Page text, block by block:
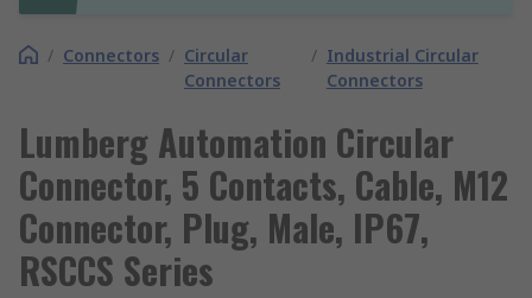
/ Connectors / Circular
Connectors
/ Industrial Circular
Connectors
Lumberg Automation Circular
Connector, 5 Contacts, Cable, M12
Connector, Plug, Male, IP67,
RSCCS Series